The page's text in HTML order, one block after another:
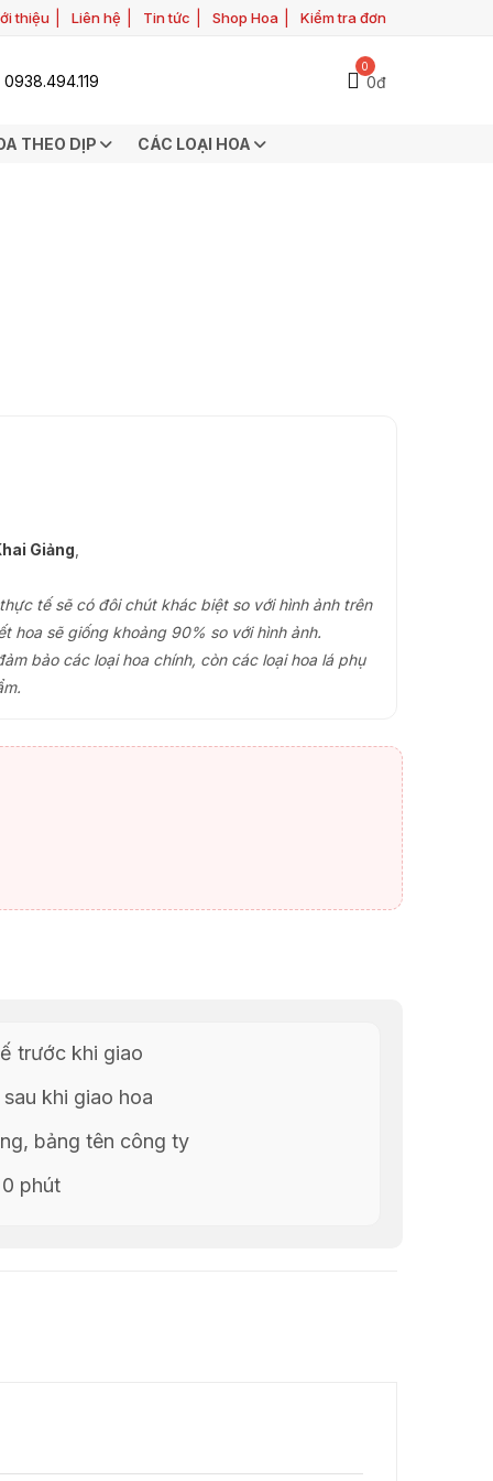
thiệu Liên hệ Tin tức Shop Hoa Kiểm tra đơn
0938.494.119
0
0đ
THEO DỊP CÁC LOẠI HOA
Giảng
tế sẽ có đôi chút khác biệt so với hình ảnh trên
hoa sẽ giống khoảng 90% so với hình ảnh.
bảo các loại hoa chính, còn các loại hoa lá phụ
trước khi giao
khi giao hoa
bảng tên công ty
phút